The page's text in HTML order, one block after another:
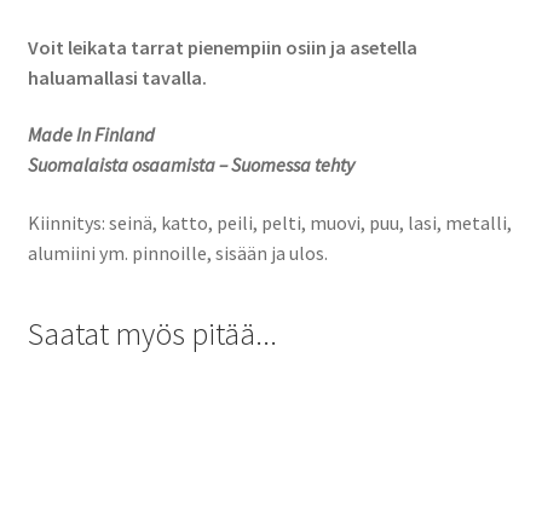
Voit leikata tarrat pienempiin osiin ja asetella
haluamallasi tavalla.
Made In Finland
Suomalaista osaamista – Suomessa tehty
Kiinnitys: seinä, katto, peili, pelti, muovi, puu, lasi, metalli,
alumiini ym. pinnoille, sisään ja ulos.
Saatat myös pitää...